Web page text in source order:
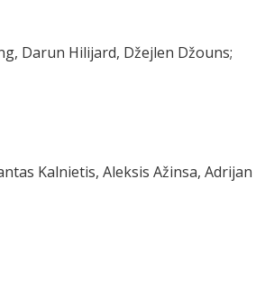
Darun Hilijard, Džejlen Džouns;
Kalnietis, Aleksis Ažinsa, Adrijan